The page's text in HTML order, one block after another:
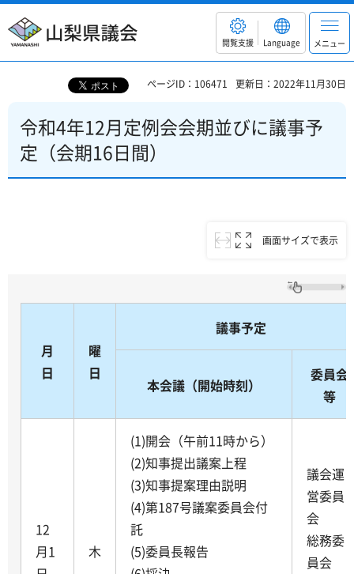
山梨県議会
閲覧支援 Language メニュー
ページID：106471 更新日：2022年11月30日
令和4年12月定例会会期並びに議事予
定（会期16日間）
画面サイズで表示
月
日
曜
日
議事予定
本会議（開始時刻）
委員会
等
12
月1
木
(1)開会（午前11時から）
(2)知事提出議案上程
(3)知事提案理由説明
(4)第187号議案委員会付
託
(5)委員長報告
議会運
営委員
会
総務委
員会